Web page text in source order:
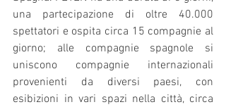
una partecipazione di oltre 40.000
spettatori e ospita circa 15 compagnie al
giorno; alle compagnie spagnole si
uniscono compagnie internazionali
provenienti da diversi paesi, con
esibizioni in vari spazi nella città, circa